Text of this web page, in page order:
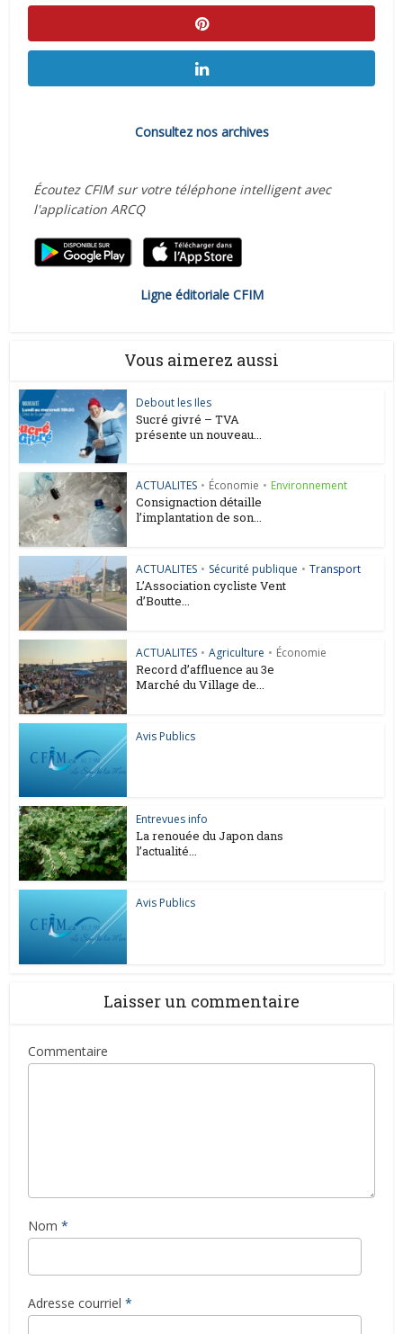
Consultez nos archives
Écoutez CFIM sur votre téléphone intelligent avec
l'application ARCQ
Ligne éditoriale CFIM
Vous aimerez aussi
Debout les Iles
Sucré givré – TVA
présente un nouveau...
ACTUALITES • Économie • Environnement
Consignaction détaille
l’implantation de son...
ACTUALITES • Sécurité publique • Transport
L’Association cycliste Vent
d’Boutte...
ACTUALITES • Agriculture • Économie
Record d’affluence au 3e
Marché du Village de...
Avis Publics
Entrevues info
La renouée du Japon dans
l’actualité...
Avis Publics
Laisser un commentaire
Commentaire
Nom *
Adresse courriel *